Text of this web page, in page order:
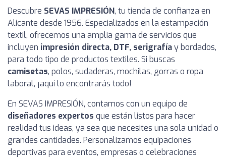
Descubre SEVAS IMPRESIÓN, tu tienda de confianza en
Alicante desde 1956. Especializados en la estampación
textil, ofrecemos una amplia gama de servicios que
incluyen impresión directa, DTF, serigrafíay bordados,
para todo tipo de productos textiles. Si buscas
camisetas, polos, sudaderas, mochilas, gorras o ropa
laboral, ¡aquí lo encontrarás todo!
En SEVAS IMPRESIÓN, contamos con un equipo de
diseñadores expertos que están listos para hacer
realidad tus ideas, ya sea que necesites una sola unidad o
grandes cantidades. Personalizamos equipaciones
deportivas para eventos, empresas o celebraciones